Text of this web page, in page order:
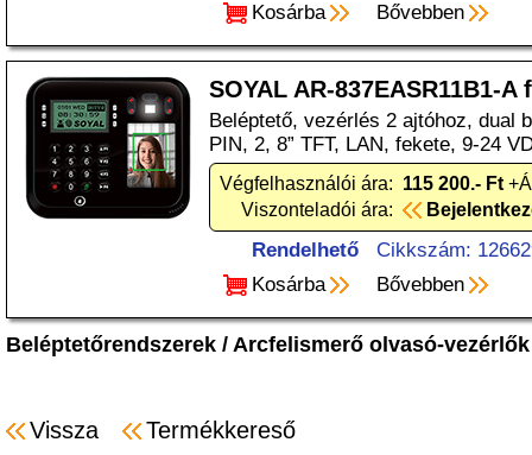
Kosárba
Bővebben
SOYAL AR-837EASR11B1-A
Beléptető, vezérlés 2 ajtóhoz, dual
PIN, 2, 8” TFT, LAN, fekete, 9-24
Végfelhasználói ára: 115 200.- Ft
Viszonteladói ára:
Rendelhető
Cikkszám:
Kosárba
Bővebben
Beléptetőrendszerek / Arcfelismerő olvasó-vezérlők
Vissza Termékkereső